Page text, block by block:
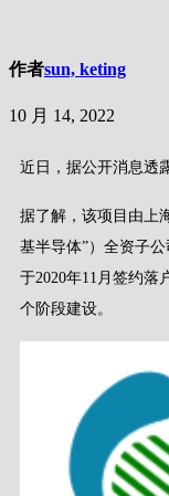
作者sun, keting
10 月 14, 2022
近日，据公开消息透
据了解，该项目由上
基半导体”）全资子
于2020年11月签约落
个阶段建设。